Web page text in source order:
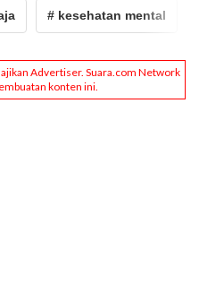
# kesehatan mental